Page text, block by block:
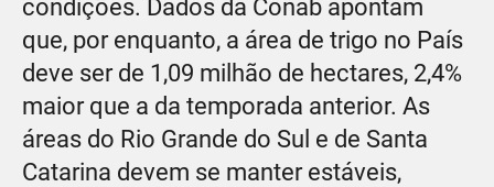
condições. Dados da Conab apontam
que, por enquanto, a área de trigo no País
deve ser de 1,09 milhão de hectares, 2,4%
maior que a da temporada anterior. As
áreas do Rio Grande do Sul e de Santa
Catarina devem se manter estáveis,